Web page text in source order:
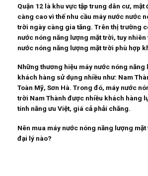
Quận 12 là khu vực tập trung dân cư, mật
càng cao vì thế nhu cầu máy nước nước
trời ngày càng gia tăng. Trên thị trường
nước nóng năng lượng mặt trời, tuy
nước nóng năng lượng mặt trời phù hợp
Những thương hiệu máy nước nóng
khách hàng sử dụng nhiều như: Nam
Toàn Mỹ, Sơn Hà. Trong đó, máy nước
trời Nam Thành được nhiều khách hàng
tính năng ưu Việt, giá cả phải chăng.
Nên mua máy nước nóng năng lượng mặt
đại lý nào?